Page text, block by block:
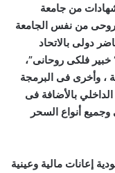
من جامعة
من نفس الجامعة
دولى بالاتحاد
خبير فلكى روحانى”،
، وأخرى فى البرمجة
بالأضافة فى
وجميع أنواع السحر
إعانات مالية وعينية